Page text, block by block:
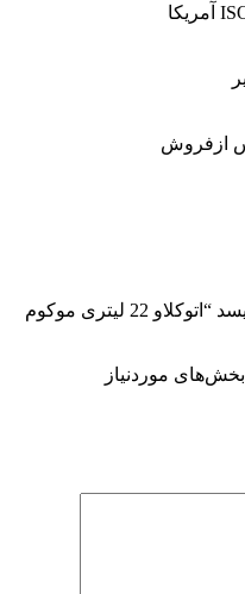
اولین کسی باشید که دیدگاهی می نویسد “اتوکلاو 22 لیتری موکوم
بخش‌های موردنیاز